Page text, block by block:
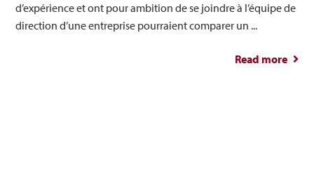
d’expérience et ont pour ambition de se joindre à l’équipe de
direction d’une entreprise pourraient comparer un ...
Read more